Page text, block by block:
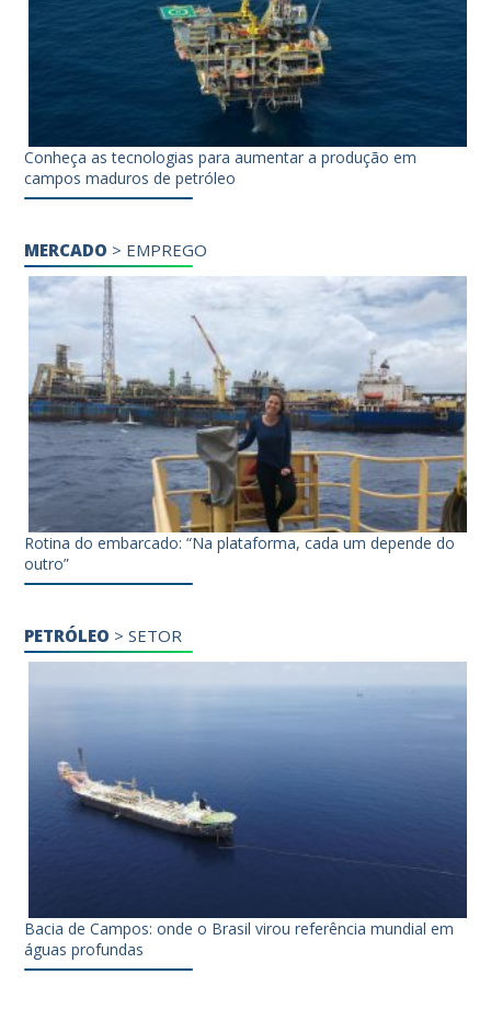
Conheça as tecnologias para aumentar a produção em
campos maduros de petróleo
MERCADO > EMPREGO
Rotina do embarcado: “Na plataforma, cada um depende do
outro”
PETRÓLEO >SETOR
Bacia de Campos: onde o Brasil virou referência mundial em
águas profundas